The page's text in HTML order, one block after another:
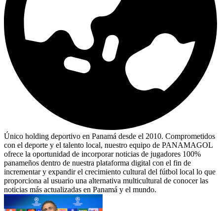
Único holding deportivo en Panamá desde el 2010. Comprometidos
con el deporte y el talento local, nuestro equipo de PANAMAGOL
ofrece la oportunidad de incorporar noticias de jugadores 100%
panameños dentro de nuestra plataforma digital con el fin de
incrementar y expandir el crecimiento cultural del fútbol local lo que
proporciona al usuario una alternativa multicultural de conocer las
noticias más actualizadas en Panamá y el mundo.